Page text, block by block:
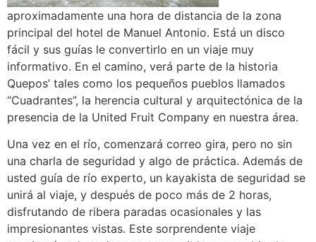
aproximadamente una hora de distancia de la zona
principal del hotel de Manuel Antonio. Está un disco
fácil y sus guías le convertirlo en un viaje muy
informativo. En el camino, verá parte de la historia
Quepos’ tales como los pequeños pueblos llamados
“Cuadrantes”, la herencia cultural y arquitectónica de la
presencia de la United Fruit Company en nuestra área.
Una vez en el río, comenzará correo gira, pero no sin
una charla de seguridad y algo de práctica. Además de
usted guía de río experto, un kayakista de seguridad se
unirá al viaje, y después de poco más de 2 horas,
disfrutando de ribera paradas ocasionales y las
impresionantes vistas. Este sorprendente viaje